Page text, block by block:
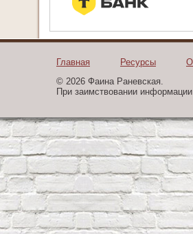
Главная Ресурсы
© 2026 Фаина Раневская.
При заимствовании